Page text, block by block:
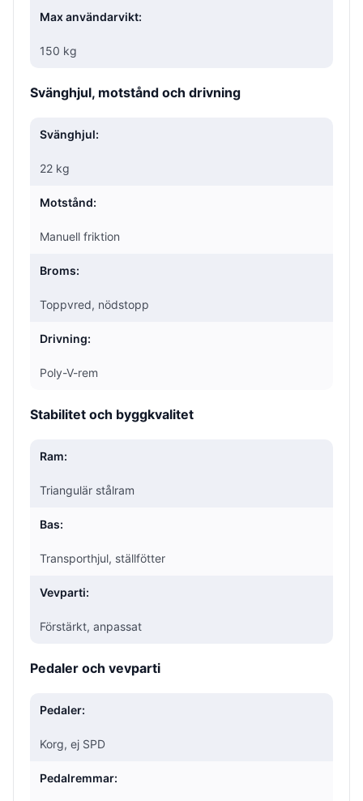
Max användarvikt:
150 kg
Svänghjul, motstånd och drivning
Svänghjul:
22 kg
Motstånd:
Manuell friktion
Broms:
Toppvred, nödstopp
Drivning:
Poly-V-rem
Stabilitet och byggkvalitet
Ram:
Triangulär stålram
Bas:
Transporthjul, ställfötter
Vevparti:
Förstärkt, anpassat
Pedaler och vevparti
Pedaler:
Korg, ej SPD
Pedalremmar: